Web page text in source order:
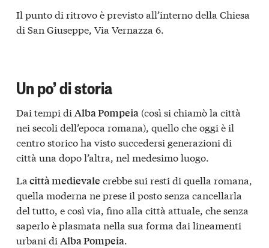
Il punto di ritrovo è previsto all’interno della Chiesa
di San Giuseppe, Via Vernazza 6.
Un po’ di storia
Dai tempi di Alba Pompeia (così si chiamò la città
nei secoli dell’epoca romana), quello che oggi è il
centro storico ha visto succedersi generazioni di
città una dopo l’altra, nel medesimo luogo.
La città medievale crebbe sui resti di quella romana,
quella moderna ne prese il posto senza cancellarla
del tutto, e così via, fino alla città attuale, che senza
saperlo è plasmata nella sua forma dai lineamenti
urbani di Alba Pompeia